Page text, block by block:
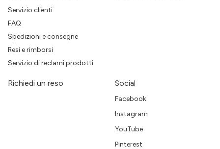
Servizio clienti
FAQ
Spedizioni e consegne
Resi e rimborsi
Servizio di reclami prodotti
Richiedi un reso Social
Facebook
Instagram
YouTube
Pinterest